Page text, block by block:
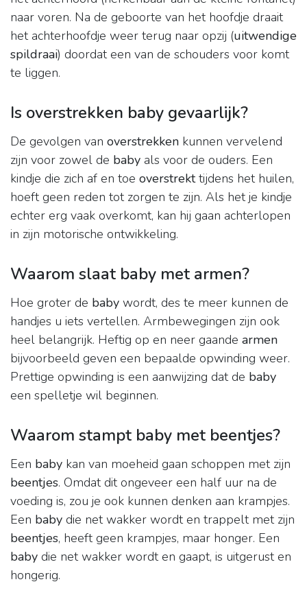
naar voren. Na de geboorte van het hoofdje draait
het achterhoofdje weer terug naar opzij (uitwendige
spildraai) doordat een van de schouders voor komt
te liggen.
Is overstrekken baby gevaarlijk?
De gevolgen van overstrekken kunnen vervelend
zijn voor zowel de baby als voor de ouders. Een
kindje die zich af en toe overstrekttijdens het huilen,
hoeft geen reden tot zorgen te zijn. Als het je kindje
echter erg vaak overkomt, kan hij gaan achterlopen
in zijn motorische ontwikkeling.
Waarom slaat baby met armen?
Hoe groter de baby wordt, des te meer kunnen de
handjes u iets vertellen. Armbewegingen zijn ook
heel belangrijk. Heftig op en neer gaande armen
bijvoorbeeld geven een bepaalde opwinding weer.
Prettige opwinding is een aanwijzing dat de baby
een spelletje wil beginnen.
Waarom stampt baby met beentjes?
Een baby kan van moeheid gaan schoppen met zijn
beentjes. Omdat dit ongeveer een half uur na de
voeding is, zou je ook kunnen denken aan krampjes.
Een baby die net wakker wordt en trappelt met zijn
beentjes, heeft geen krampjes, maar honger. Een
baby die net wakker wordt en gaapt, is uitgerust en
hongerig.